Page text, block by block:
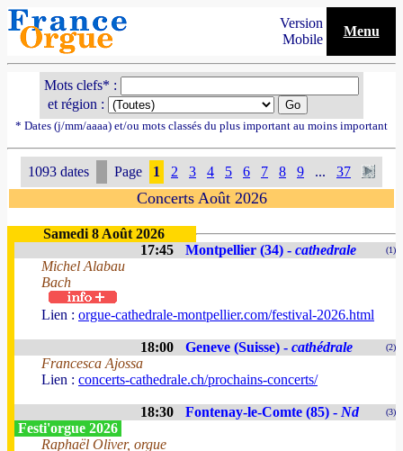
Version
Mobile
Menu
Mots clefs* :
et région :
* Dates (j/mm/aaaa) et/ou mots classés du plus important au moins important
1093 dates Page 1 2 3 4 5 6 7 8 9 ... 37
Concerts Août 2026
Samedi 8 Août 2026
17:45
Montpellier (34) - cathedrale (1)
Michel Alabau
Bach
Lien : orgue-cathedrale-montpellier.com/festival-2026.html
18:00 Geneve (Suisse) - cathédrale (2)
Francesca Ajossa
Lien : concerts-cathedrale.ch/prochains-concerts/
18:30 Fontenay-le-Comte (85) - Nd (3)
Festi'orgue 2026
Raphaël Oliver, orgue